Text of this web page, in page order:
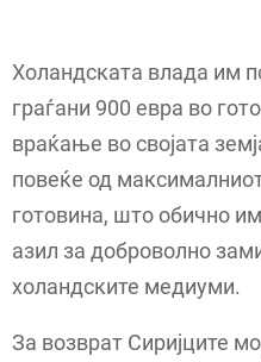
Холандската влада им
граѓани 900 евра во
враќање во својата
повеќе од
готовина, што обично
азил за доброволно
холандските медиуми.
За возврат Сиријците